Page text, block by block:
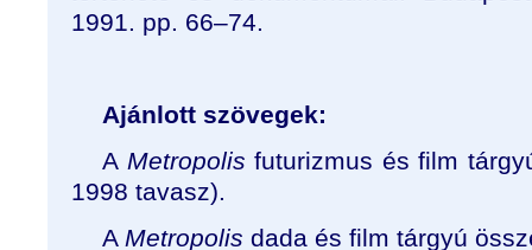
1991. pp. 66–74.
Ajánlott szövegek:
A Metropolis futurizmus és film
1998 tavasz).
A Metropolis dada és film tárgyú